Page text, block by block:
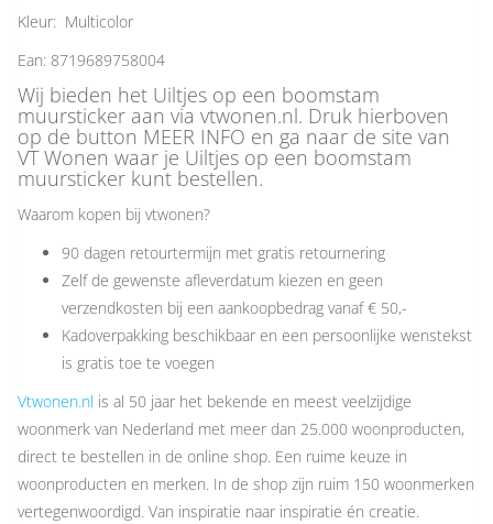
Kleur: Multicolor
Ean: 8719689758004
Wij bieden het Uiltjes op een boomstam
muursticker aan via vtwonen.nl. Druk hierboven
op de button MEER INFO en ga naar de site van
VT Wonen waar je Uiltjes op een boomstam
muursticker kunt bestellen.
Waarom kopen bij vtwonen?
90 dagen retourtermijn met gratis retournering
Zelf de gewenste afleverdatum kiezen en geen
verzendkosten bij een aankoopbedrag vanaf € 50,-
Kadoverpakking beschikbaar en een persoonlijke wenstekst
is gratis toe te voegen
Vtwonen.nl is al 50 jaar het bekende en meest veelzijdige
woonmerk van Nederland met meer dan 25.000 woonproducten,
direct te bestellen in de online shop. Een ruime keuze in
woonproducten en merken. In de shop zijn ruim 150 woonmerken
vertegenwoordigd. Van inspiratie naar inspiratie én creatie.